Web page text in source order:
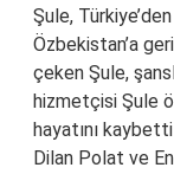
Şule,
Özbekistan’a
çeken Şule,
hizmetçisi Şule
hayatını
Dilan Polat ve